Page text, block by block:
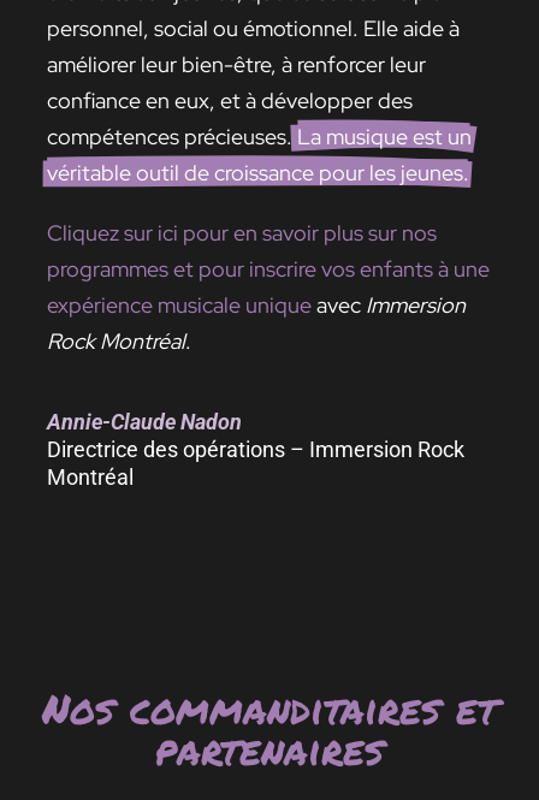
personnel, social ou émotionnel. Elle aide à
améliorer leur bien-être, à renforcer leur
confiance en eux, et à développer des
compétences précieuses. La musique est un
véritable outil de croissance pour les jeunes.
Cliquez sur ici pour en savoir plus sur nos
programmes et pour inscrire vos enfants à une
expérience musicale uniqueavec Immersion
Rock Montréal.
Annie-Claude Nadon
Directrice des opérations – Immersion Rock
Montréal
Nos commanditaires et
partenaires